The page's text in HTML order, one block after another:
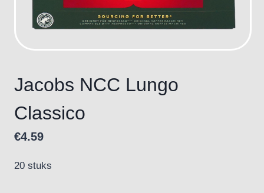
Jacobs NCC Lungo
Classico
€4.59
20 stuks